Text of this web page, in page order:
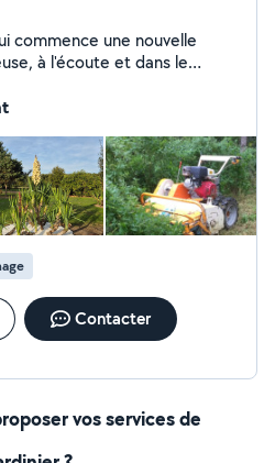
commence une nouvelle
Contacter
vos services de